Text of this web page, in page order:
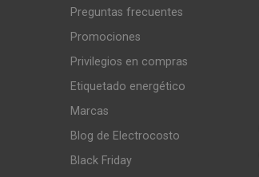
Preguntas frecuentes
Promociones
Privilegios en compras
Etiquetado energético
Marcas
Blog de Electrocosto
Black Friday